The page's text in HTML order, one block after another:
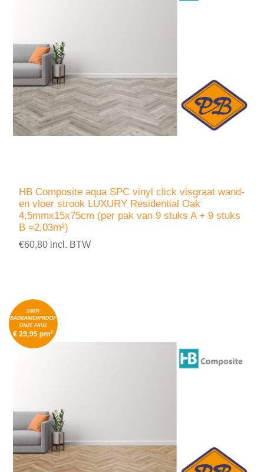
HB Composite aqua SPC vinyl click visgraat wand-
en vloer strook LUXURY Residential Oak
4,5mmx15x75cm (per pak van 9 stuks A + 9 stuks
B =2,03m²)
€60,80 incl. BTW